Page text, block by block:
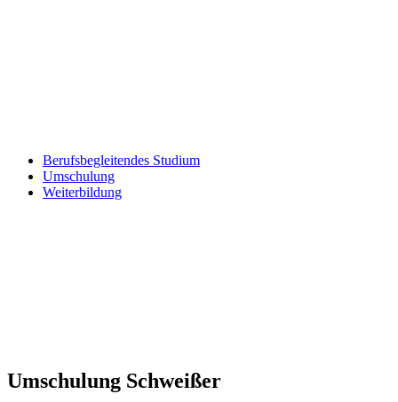
Berufsbegleitendes Studium
Umschulung
Weiterbildung
Umschulung Schweißer